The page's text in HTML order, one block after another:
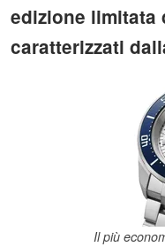
edizione limitata
caratterizzati
Il più